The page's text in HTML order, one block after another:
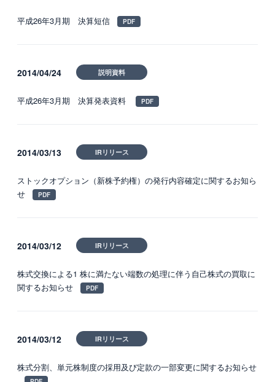
平成26年3月期 決算短信
2014/04/24 説明資料
平成26年3月期 決算発表資料
2014/03/13 IRリリース
ストックオプション（新株予約権）の発行内容確定に関するお知ら
せ
2014/03/12 IRリリース
株式交換による1 株に満たない端数の処理に伴う自己株式の買取に
関するお知らせ
2014/03/12 IRリリース
株式分割、単元株制度の採用及び定款の一部変更に関するお知らせ